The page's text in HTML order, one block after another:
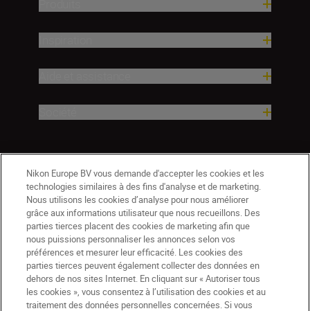
BE(fr) Nikon Sites
Nikon Europe BV vous demande d'accepter les cookies et les
technologies similaires à des fins d'analyse et de marketing.
Nous utilisons les cookies d’analyse pour nous améliorer
grâce aux informations utilisateur que nous recueillons. Des
parties tierces placent des cookies de marketing afin que
nous puissions personnaliser les annonces selon vos
préférences et mesurer leur efficacité. Les cookies des
parties tierces peuvent également collecter des données en
dehors de nos sites Internet. En cliquant sur « Autoriser tous
les cookies », vous consentez à l’utilisation des cookies et au
traitement des données personnelles concernées. Si vous